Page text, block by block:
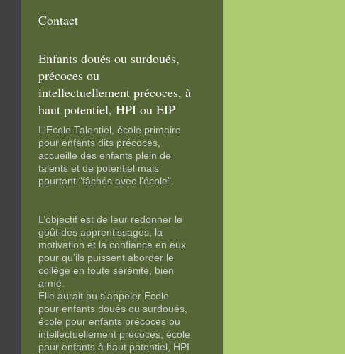
Contact
Enfants doués ou surdoués,
précoces ou
intellectuellement précoces, à
haut potentiel, HPI ou EIP
L'Ecole Talentiel, école primaire
pour enfants dits précoces,
accueille des enfants plein de
talents et de potentiel mais
pourtant "fâchés avec l'école".
L’objectif est de leur redonner le
goût des apprentissages, la
motivation et la confiance en eux
pour qu’ils puissent aborder le
collège en toute sérénité, bien
armé.
Elle aurait pu s'appeler Ecole
pour enfants doués ou surdoués,
école pour enfants précoces ou
intellectuellement précoces, école
pour enfants à haut potentiel, HPI